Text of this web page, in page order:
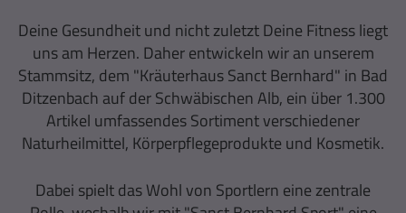
Deine Gesundheit und nicht zuletzt Deine Fitness liegt
uns am Herzen. Daher entwickeln wir an unserem
Stammsitz, dem "Kräuterhaus Sanct Bernhard" in Bad
Ditzenbach auf der Schwäbischen Alb, ein über 1.300
Artikel umfassendes Sortiment verschiedener
Naturheilmittel, Körperpflegeprodukte und Kosmetik.
Dabei spielt das Wohl von Sportlern eine zentrale